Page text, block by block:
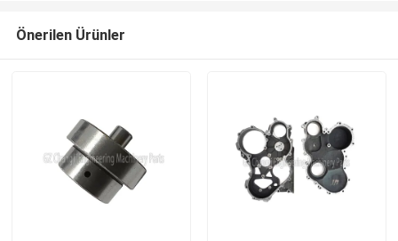
Önerilen Ürünler